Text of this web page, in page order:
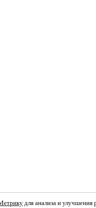
для анализа и улучшения